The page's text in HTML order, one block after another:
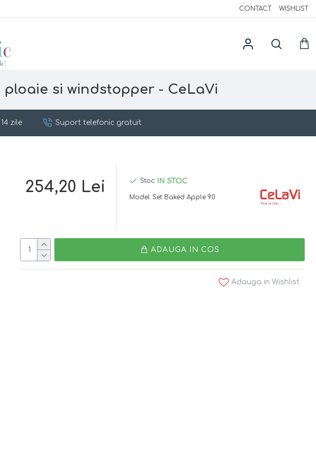
CONTACT WISHLIST
si windstopper - CeLaVi
zile Suport telefonic gratuit
254,20 Lei Stoc: IN STOC
Model: Set Baked Apple 90
ADAUGA IN COS
Adauga in Wishlist